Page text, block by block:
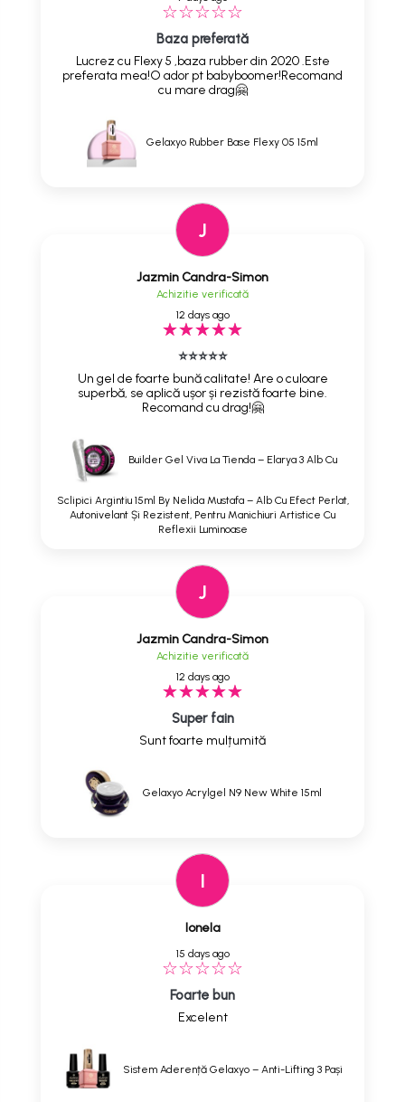
Baza preferată
Lucrez cu Flexy 5 ,baza rubber din 2020 .Este
preferata mea!O ador pt babyboomer!Recomand
cu mare drag🤗
Gelaxyo Rubber Base Flexy 05 15ml
J
Jazmin Candra-Simon
Achizitie verificată
12 days ago
⭐⭐⭐⭐⭐
Un gel de foarte bună calitate! Are o culoare
superbă, se aplică ușor și rezistă foarte bine.
Recomand cu drag!🤗
Builder Gel Viva La Tienda – Elarya 3 Alb Cu
Sclipici Argintiu 15ml By Nelida Mustafa – Alb Cu Efect Perlat,
Autonivelant Și Rezistent, Pentru Manichiuri Artistice Cu
Reflexii Luminoase
J
Jazmin Candra-Simon
Achizitie verificată
12 days ago
Super fain
Sunt foarte mulțumită
Gelaxyo Acrylgel N9 New White 15ml
I
Ionela
15 days ago
Foarte bun
Excelent
Sistem Aderență Gelaxyo – Anti-Lifting 3 Pași